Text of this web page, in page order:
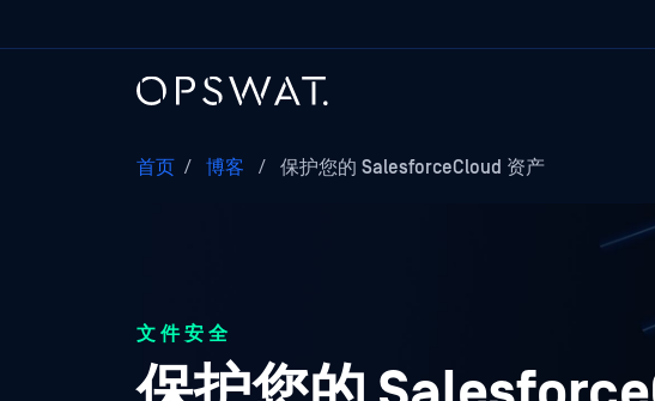
首页 / 博客 / 保护您的 SalesforceCloud 资产
文件安全